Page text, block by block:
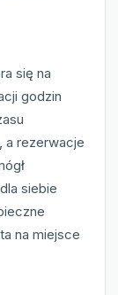
się na
godzin
a rezerwacje
siebie
na miejsce